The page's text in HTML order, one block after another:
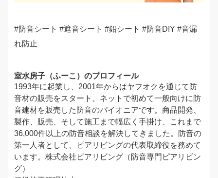
#防音シート #遮音シート #鉛シート #防音DIY #音漏
れ防止
室水房子（ふーこ）のプロフィール
1993年に起業し、2001年からはヤフオクを通じて防
音材の販売をスタート。ネットで初めて一般向けに防
音建材を販売した防音のパイオニアです。商品開発、
製作、販売、そして施工まで幅広く手掛け、これまで
36,000件以上の防音相談を解決してきました。防音の
第一人者として、ピアリビングの代表取締役を務めて
います。株式会社ピアリビング（防音専門ピアリビン
グ）